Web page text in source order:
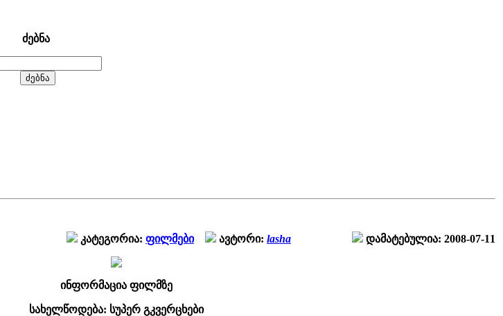
ძებნა
კატეგორია: ფილმები ავტორი: lasha დამატებულია: 2008-07-11
ინფორმაცია ფილმზე
სახელწოდება: სუპერ გკვერცხები